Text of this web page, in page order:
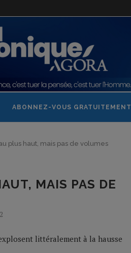
ABONNEZ-VOUS GRATUITEMENT
plus haut, mais pas de volumes
MAIS PAS DE
littéralement à la hausse